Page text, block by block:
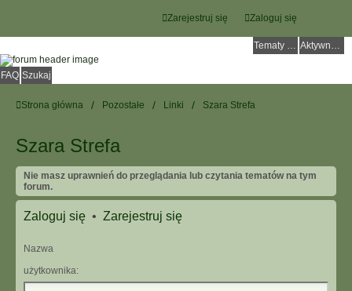
Zaloguj się
Zarejestruj się
Tematy bez odpowiedzi Aktywne tematy
FAQ Szukaj
Strona główna Pozostałe Linki Szara Strefa
Szara Strefa
Nie masz uprawnień do przeglądania lub czytania tematów na tym
forum.
Zaloguj się • Zarejestruj się
Nazwa
użytkownika: